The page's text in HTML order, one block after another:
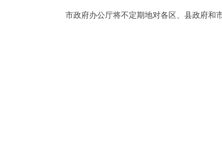
ENGLISH
市政府办公厅将不定期地对各区、县政府和市